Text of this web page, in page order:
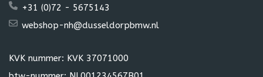
+31 (0)72 - 5675143
webshop-nh@dusseldorpbmw.nl
KVK nummer: KVK 37071000